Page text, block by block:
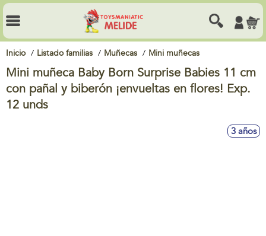
Inicio Listado familias Muñecas Mini muñecas
Mini muñeca Baby Born Surprise Babies 11 cm
con pañal y biberón ¡envueltas en flores! Exp.
12 unds
3 años